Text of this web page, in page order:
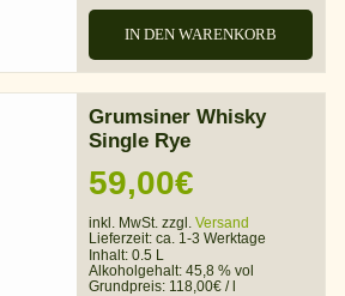
IN DEN WARENKORB
Grumsiner Whisky
Single Rye
59,00€
inkl. MwSt. zzgl. Versand
Lieferzeit: ca. 1-3 Werktage
Inhalt: 0.5 L
Alkoholgehalt: 45,8 % vol
Grundpreis: 118,00€ /l